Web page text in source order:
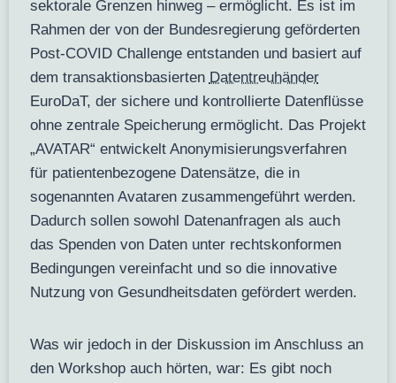
sektorale Grenzen hinweg – ermöglicht. Es ist im
Rahmen der von der Bundesregierung geförderten
Post-COVID Challenge entstanden und basiert auf
dem transaktionsbasierten Datentreuhänder
EuroDaT, der sichere und kontrollierte Datenflüsse
ohne zentrale Speicherung ermöglicht. Das Projekt
„AVATAR“ entwickelt Anonymisierungsverfahren
für patientenbezogene Datensätze, die in
sogenannten Avataren zusammengeführt werden.
Dadurch sollen sowohl Datenanfragen als auch
das Spenden von Daten unter rechtskonformen
Bedingungen vereinfacht und so die innovative
Nutzung von Gesundheitsdaten gefördert werden.
Was wir jedoch in der Diskussion im Anschluss an
den Workshop auch hörten, war: Es gibt noch